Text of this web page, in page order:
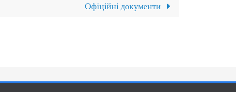
Офіційні документи